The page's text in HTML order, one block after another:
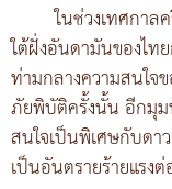
ในช่วงเทศกา
ใต้ฝั่งอันดามันของไ
ท่ามกลางความสนใ
ภัยพิบัติครั้งนั้น อีกมุม
สนใจเป็นพิเศษกับดา
เป็นอันตรายร้ายแรง